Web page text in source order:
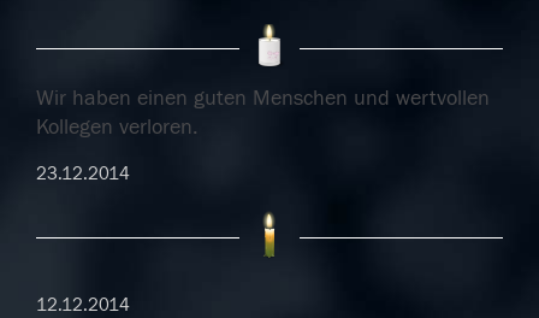
Wir haben einen guten Menschen und wertvollen
Kollegen verloren.
23.12.2014
12.12.2014